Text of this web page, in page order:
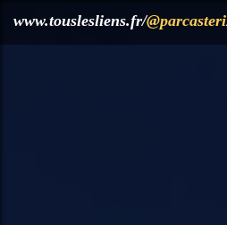
www.touslesliens.fr/